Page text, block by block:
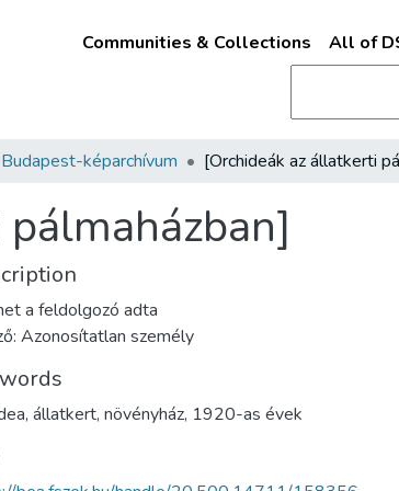
Communities & Collections All of
Budapest-képarchívum
a feldolgozó adta
Azonosítatlan személy
, állatkert, növényház, 1920-as évek